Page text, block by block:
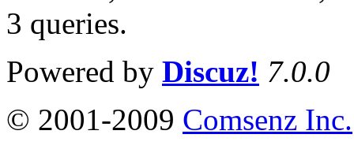
3 queries.
Powered by Discuz! 7.0.0
© 2001-2009 Comsenz Inc.